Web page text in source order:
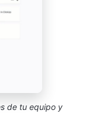
de tu equipo y